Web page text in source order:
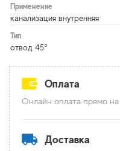
Применение
канализация внутренняя
Тип
отвод 45°
Оплата
Онлайн оплата прямо
Доставка